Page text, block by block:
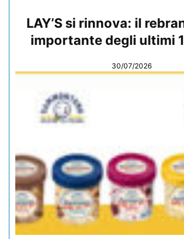
LAY’S si rinnova: il
importante degli ultimi
30/07/2026